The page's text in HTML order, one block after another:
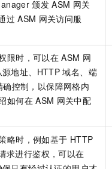
颁发 ASM 网关
过 ASM 网关访问服
限时，可以在 ASM 网
源地址、HTTP 域名、端
控制，以保障网格内
如何在 ASM 网关中配
略时，例如基于 HTTP
求进行鉴权，可以在